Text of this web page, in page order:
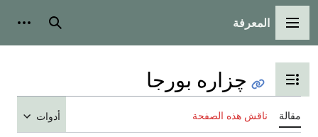
القائمة الرئيسية
المعرفة بحث
تبديل عرض جدول المحتويات
چزاره بورجا
مقالة ناقش هذه الصفحة أدوات